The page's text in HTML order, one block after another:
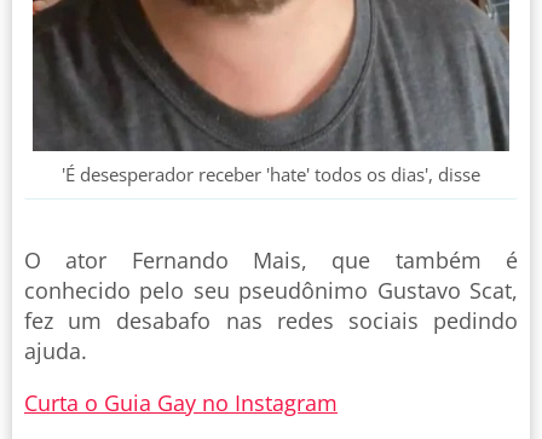
'É desesperador receber 'hate' todos os dias', disse
O ator Fernando Mais, que também é
conhecido pelo seu pseudônimo Gustavo Scat,
fez um desabafo nas redes sociais pedindo
ajuda.
Curta o Guia Gay no Instagram